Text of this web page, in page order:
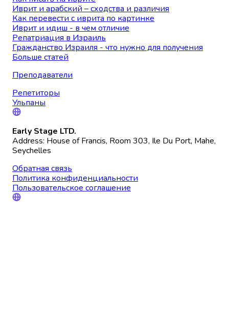
Иврит и арабский – сходства и различия
Как перевести с иврита по картинке
Иврит и идиш - в чем отличие
Репатриация в Израиль
Гражданство Израиля - что нужно для получения
Больше статей
Преподаватели
Репетиторы
Ульпаны
Early Stage LTD.
Address: House of Francis, Room 303, Ile Du Port, Mahe,
Seychelles
Обратная связь
Политика конфиденциальности
Пользовательское соглашение